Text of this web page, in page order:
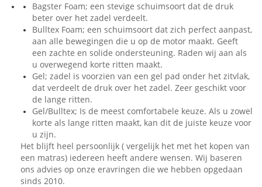
Bagster Foam; een stevige schuimsoort dat de druk
beter over het zadel verdeelt.
Bulltex Foam; een schuimsoort dat zich perfect aanpast,
aan alle bewegingen die u op de motor maakt. Geeft
een zachte en solide ondersteuning. Raden wij aan als
u overwegend korte ritten maakt.
Gel; zadel is voorzien van een gel pad onder het zitvlak,
dat verdeelt de druk over het zadel. Zeer geschikt voor
de lange ritten.
Gel/Bulltex; Is de meest comfortabele keuze. Als u zowel
korte als lange ritten maakt, kan dit de juiste keuze voor
u zijn.
Het blijft heel persoonlijk ( vergelijk het met het kopen van
een matras) iedereen heeft andere wensen. Wij baseren
ons advies op onze eravringen die we hebben opgedaan
sinds 2010.